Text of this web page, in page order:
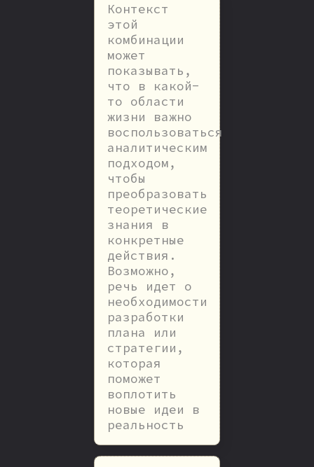
Контекст
этой
комбинации
может
показывать,
что в какой-
то области
жизни важно
воспользоваться
аналитическим
подходом,
чтобы
преобразовать
теоретические
знания в
конкретные
действия.
Возможно,
речь идет о
необходимости
разработки
плана или
стратегии,
которая
поможет
воплотить
новые идеи в
реальность